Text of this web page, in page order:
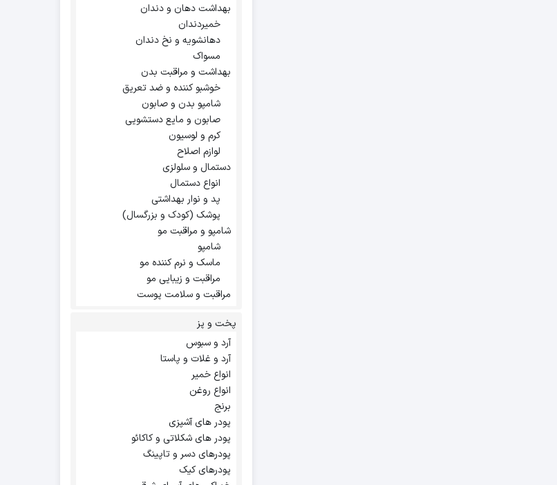
بهداشت دهان و دندان
خمیردندان
دهانشویه و نخ دندان
مسواک
بهداشت و مراقبت بدن
خوشبو کننده و ضد تعریق
شامپو بدن و صابون
صابون و مایع دستشویی
کرم و لوسیون
لوازم اصلاح
دستمال و سلولزی
انواع دستمال
پد و نوار بهداشتی
پوشک (کودک و بزرگسال)
شامپو و مراقبت مو
شامپو
ماسک و نرم کننده مو
مراقبت و زیبایی مو
مراقبت و سلامت پوست
پخت و پز
آرد و سبوس
آرد و غلات و پاستا
انواع خمیر
انواع روغن
برنج
پودر های آشپزی
پودر های شکلاتی و کاکائو
پودرهای دسر و تاپینگ
پودرهای کیک